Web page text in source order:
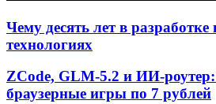
Чему десять лет в
технологиях
ZCode, GLM-5.2 и ИИ-роутер:
браузерные игры по 7 рублей